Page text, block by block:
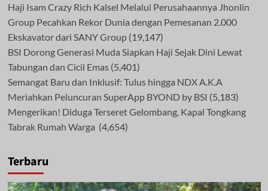
Haji Isam Crazy Rich Kalsel Melalui Perusahaannya Jhonlin
Group Pecahkan Rekor Dunia dengan Pemesanan 2.000
Ekskavator dari SANY Group (19,147)
BSI Dorong Generasi Muda Siapkan Haji Sejak Dini Lewat
Tabungan dan Cicil Emas (5,401)
Semangat Baru dan Inklusif: Tulus hingga NDX A.K.A
Meriahkan Peluncuran SuperApp BYOND by BSI (5,183)
Mengerikan! Diduga Terseret Gelombang, Kapal Tongkang
Tabrak Rumah Warga (4,654)
Terbaru